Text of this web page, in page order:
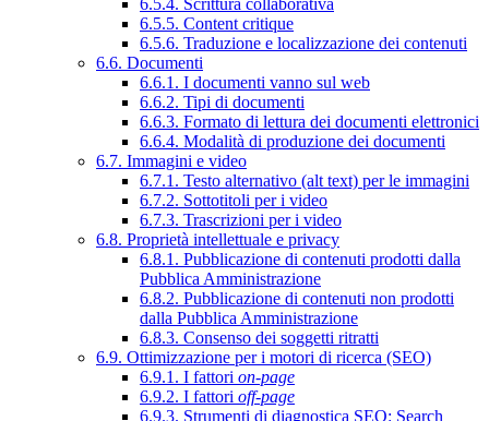
6.5.4. Scrittura collaborativa
6.5.5. Content critique
6.5.6. Traduzione e localizzazione dei contenuti
6.6. Documenti
6.6.1. I documenti vanno sul web
6.6.2. Tipi di documenti
6.6.3. Formato di lettura dei documenti elettronici
6.6.4. Modalità di produzione dei documenti
6.7. Immagini e video
6.7.1. Testo alternativo (alt text) per le immagini
6.7.2. Sottotitoli per i video
6.7.3. Trascrizioni per i video
6.8. Proprietà intellettuale e privacy
6.8.1. Pubblicazione di contenuti prodotti dalla
Pubblica Amministrazione
6.8.2. Pubblicazione di contenuti non prodotti
dalla Pubblica Amministrazione
6.8.3. Consenso dei soggetti ritratti
6.9. Ottimizzazione per i motori di ricerca (SEO)
6.9.1. I fattori on-page
6.9.2. I fattori off-page
6.9.3. Strumenti di diagnostica SEO: Search